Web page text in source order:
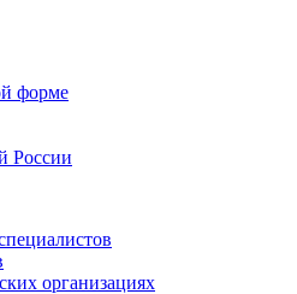
форме
России
организациях